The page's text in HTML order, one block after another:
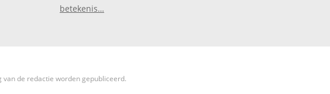
betekenis…
de redactie worden gepubliceerd.